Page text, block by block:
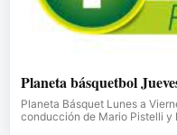
Planeta básquetbol
Planeta Básquet Lunes a
conducción de Mario Pistelli y